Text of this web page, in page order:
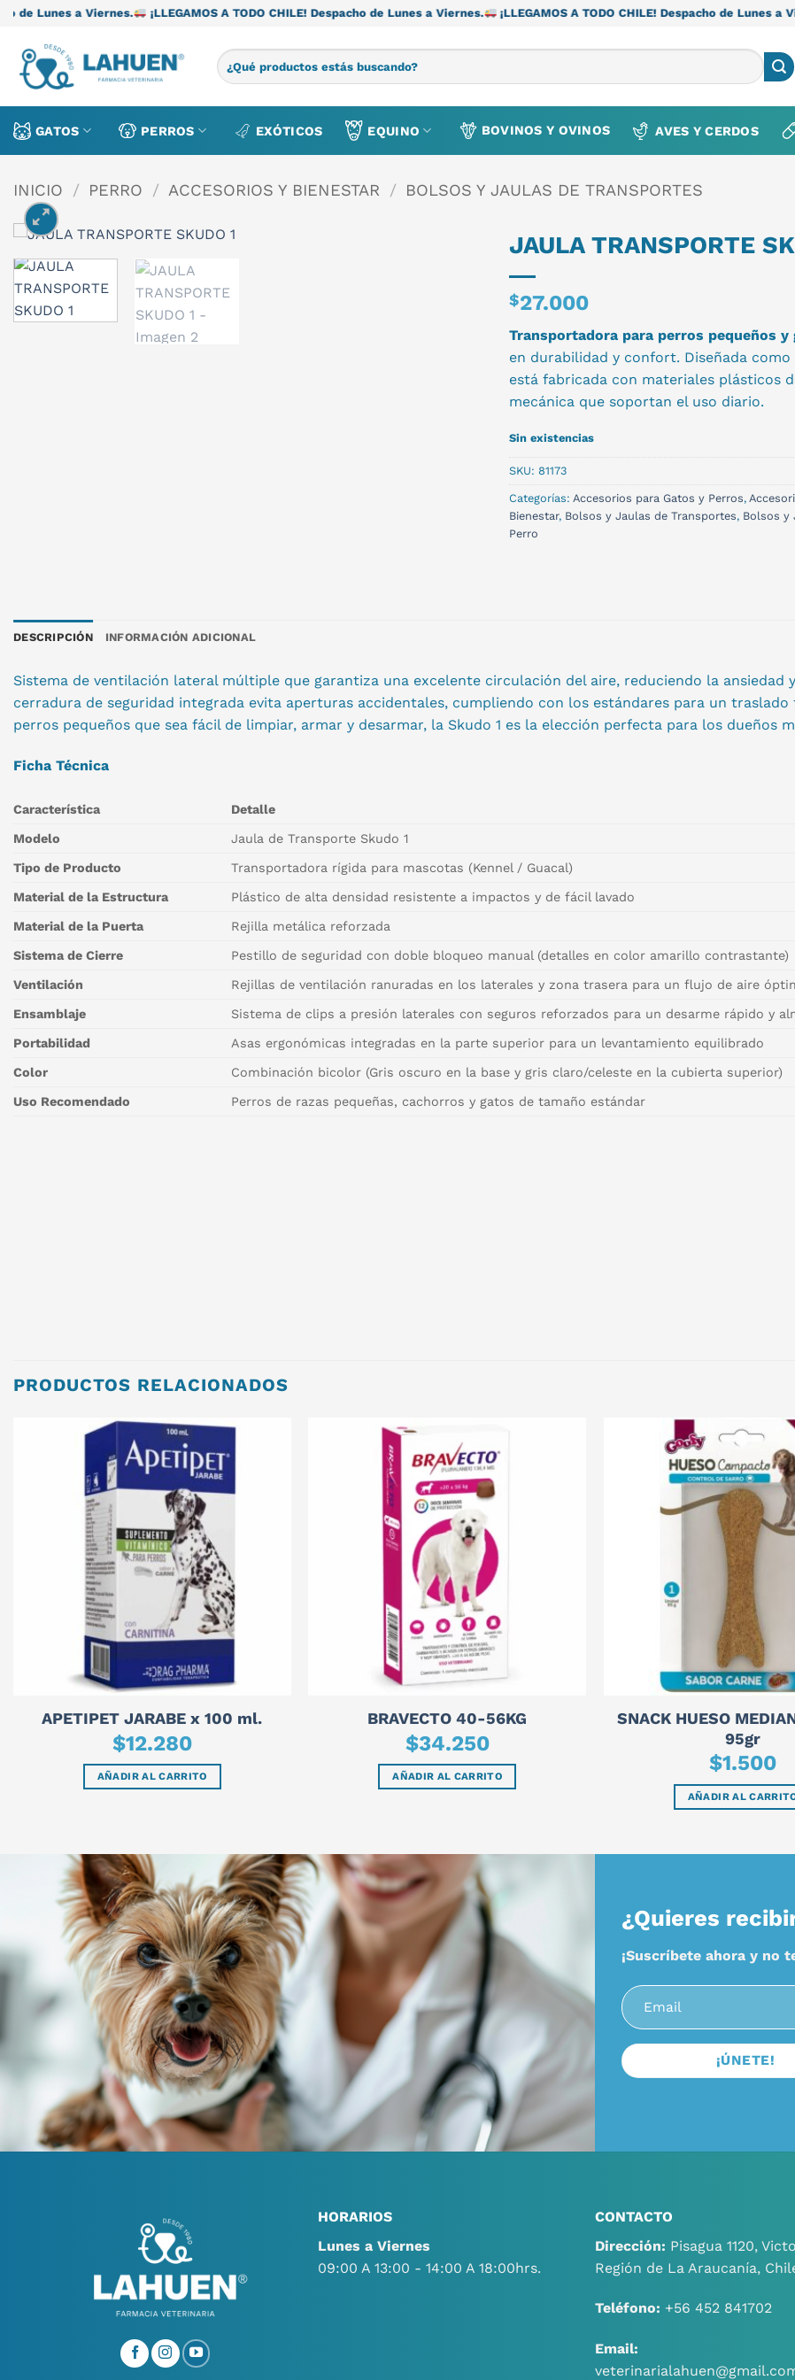
Saltar
contenido
¡LLEGAMOS A TODO CHILE! Despacho de Lunes a Viernes. ¡LLEGAMOS A TODO CHILE! Despacho de Lunes a Viernes.
Buscar
por:
GATOS PERROS EXÓTICOS EQUINO BOVINOS Y OVINOS AVES Y CERDOS
INICIO / PERRO / ACCESORIOS Y BIENESTAR / BOLSOS Y JAULAS DE TRANSPORTES
JAULA TRANSPORTE
$27.000
Transportadora para perros pequeños y
en durabilidad y confort. Diseñada como
está fabricada con materiales plásticos
mecánica que soportan el uso diario.
Sin existencias
SKU: 81173
Categorías: Accesorios para Gatos y Perros,
Bienestar, Bolsos y Jaulas de Transportes, Bolsos y
Perro
DESCRIPCIÓN INFORMACIÓN ADICIONAL
Sistema de ventilación lateral múltiple que garantiza una excelente circulación del aire, reduciendo la ansiedad
cerradura de seguridad integrada evita aperturas accidentales, cumpliendo con los estándares para un
perros pequeños que sea fácil de limpiar, armar y desarmar, la Skudo 1 es la elección perfecta para los dueños
Ficha Técnica
Característica Detalle
Modelo Jaula de Transporte Skudo 1
Tipo de Producto Transportadora rígida para mascotas (Kennel / Guacal)
Material de la Estructura Plástico de alta densidad resistente a impactos y de fácil lavado
Material de la Puerta Rejilla metálica reforzada
Sistema de Cierre Pestillo de seguridad con doble bloqueo manual (detalles en color amarillo contrastante)
Ventilación Rejillas de ventilación ranuradas en los laterales y zona trasera para un flujo de aire
Ensamblaje Sistema de clips a presión laterales con seguros reforzados para un desarme rápido y
Portabilidad Asas ergonómicas integradas en la parte superior para un levantamiento equilibrado
Color Combinación bicolor (Gris oscuro en la base y gris claro/celeste en la cubierta superior)
Uso Recomendado Perros de razas pequeñas, cachorros y gatos de tamaño estándar
PRODUCTOS RELACIONADOS
APETIPET JARABE x 100 ml.
$12.280
AÑADIR AL CARRITO
BRAVECTO 40-56KG
$34.250
AÑADIR AL CARRITO
SNACK HUESO
95gr
$1.500
AÑADIR AL
¿Quieres
¡Suscríbete ahora y no
HORARIOS
Lunes a Viernes
09:00 A 13:00 - 14:00 A 18:00hrs.
CONTACTO
Dirección: Pisagua 1120,
Región de La Araucanía,
Teléfono: +56 452 841702
Email: